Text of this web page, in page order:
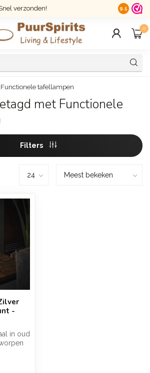
verzonden! 14 dagen
9.5
0
Functionele tafellampen
met Functionele
Filters
-
in oud